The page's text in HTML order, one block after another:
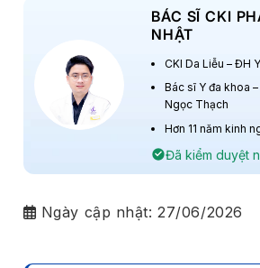
BÁC SĨ CKI
NHẬT
CKI Da Liễu – ĐH
Bác sĩ Y đa khoa
Ngọc Thạch
Hơn 11 năm kinh
Đã kiểm duyệt
Ngày cập nhật:27/06/2026